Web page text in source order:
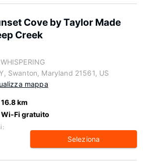
Cove by Taylor Made
Creek
Swanton, Maryland 21561, US
mappa
16.8 km
Wi-Fi gratuito
Seleziona